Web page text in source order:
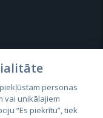
personas
vai unikālajiem
“Es piekrītu”, tiek